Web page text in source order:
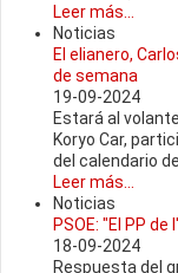
Leer más...
Noticias
El elianero,
de semana
19-09-2024
Estará al
Koryo Car,
del calendario
Leer más...
Noticias
PSOE: "El PP
18-09-2024
Respuesta del